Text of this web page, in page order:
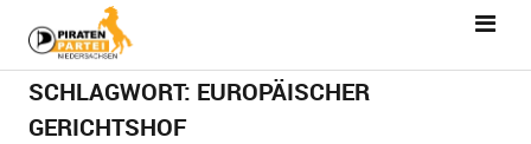
SCHLAGWORT: EUROPÄISCHER
GERICHTSHOF